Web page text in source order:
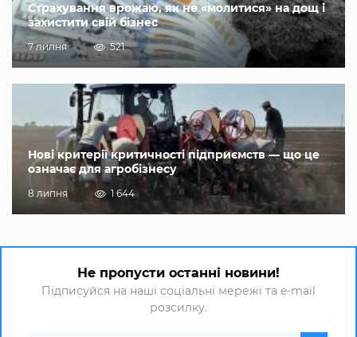
Страхування врожаю, як не «молитися» на дощ і
захистити свій бізнес
7 липня 521
Нові критерії критичності підприємств — що це
означає для агробізнесу
8 липня 1 644
Не пропусти останні новини!
Підписуйся на наші соціальні мережі та e-mail
розсилку.